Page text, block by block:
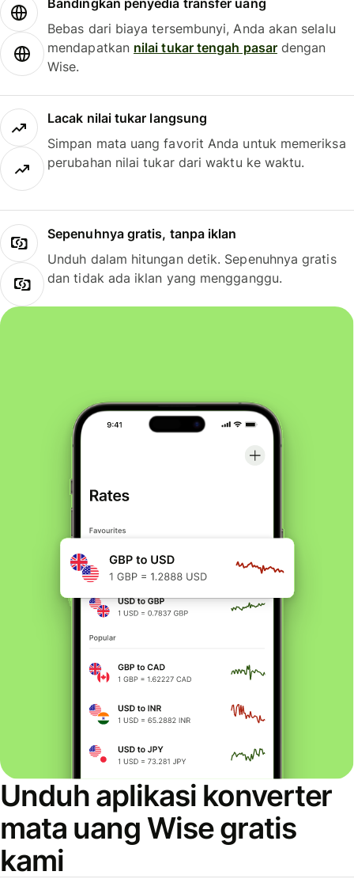
Bebas dari biaya tersembunyi, Anda akan selalu
mendapatkan nilai tukar tengah pasardengan
Wise.
Lacak nilai tukar langsung
Simpan mata uang favorit Anda untuk memeriksa
perubahan nilai tukar dari waktu ke waktu.
Sepenuhnya gratis, tanpa iklan
Unduh dalam hitungan detik. Sepenuhnya gratis
dan tidak ada iklan yang mengganggu.
Unduh aplikasi konverter
mata uang Wise gratis
kami